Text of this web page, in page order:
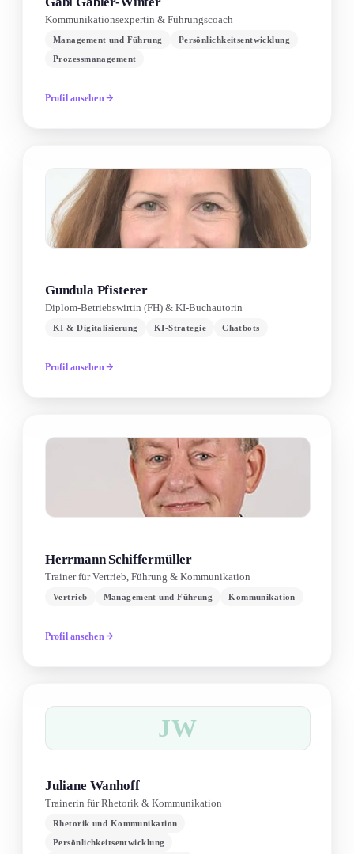
Kommunikationsexpertin & Führungscoach
Management und Führung
Persönlichkeitsentwicklung
Prozessmanagement
Profil ansehen
Gundula Pfisterer
Diplom-Betriebswirtin (FH) & KI-Buchautorin
KI & Digitalisierung KI-Strategie Chatbots
Profil ansehen
Herrmann Schiffermüller
Trainer für Vertrieb, Führung & Kommunikation
Vertrieb Management und Führung Kommunikation
Profil ansehen
JW
Juliane Wanhoff
Trainerin für Rhetorik & Kommunikation
Rhetorik und Kommunikation
Persönlichkeitsentwicklung